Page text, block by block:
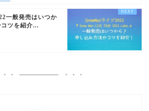
一般発売はいつか
ツを紹介...